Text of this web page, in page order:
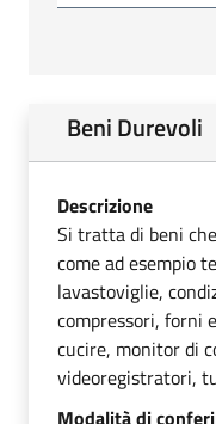
Beni Durevoli
Descrizione
Si tratta di beni
come ad esempio
lavastoviglie,
compressori, forni
cucire, monitor di
videoregistratori,
Modalità di